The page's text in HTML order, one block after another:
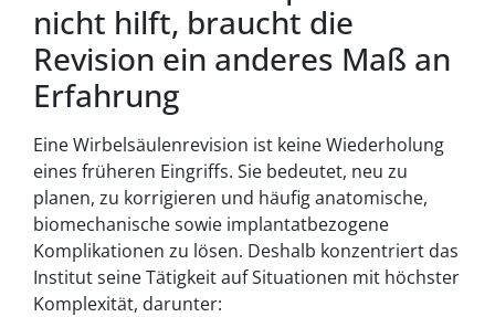
nicht hilft, braucht die
Revision ein anderes Maß an
Erfahrung
Eine Wirbelsäulenrevision ist keine Wiederholung
eines früheren Eingriffs. Sie bedeutet, neu zu
planen, zu korrigieren und häufig anatomische,
biomechanische sowie implantatbezogene
Komplikationen zu lösen. Deshalb konzentriert das
Institut seine Tätigkeit auf Situationen mit höchster
Komplexität, darunter: